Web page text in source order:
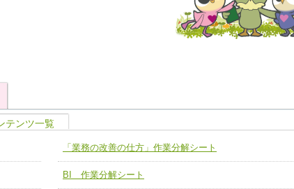
身につ
ユニット４ 専門能力拡大・向上
各職種のスキルを拡大・向上させ、新たな可能性を広げる
チーム14【苦情・クレーム・暴力対応支援チーム】
テンツ一覧
「業務の改善の仕方」作業分解シート
BI 作業分解シート